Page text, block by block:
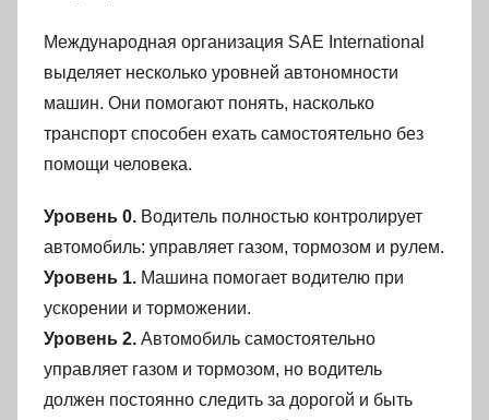
Международная организация SAE International
выделяет несколько уровней автономности
машин. Они помогают понять, насколько
транспорт способен ехать самостоятельно без
помощи человека.
Уровень 0. Водитель полностью контролирует
автомобиль: управляет газом, тормозом и рулем.
Уровень 1. Машина помогает водителю при
ускорении и торможении.
Уровень 2. Автомобиль самостоятельно
управляет газом и тормозом, но водитель
должен постоянно следить за дорогой и быть